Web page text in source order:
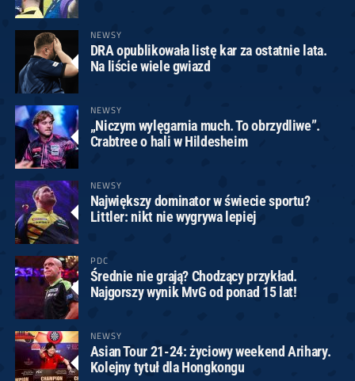
NEWSY
DRA opublikowała listę kar za ostatnie lata.
Na liście wiele gwiazd
NEWSY
„Niczym wylęgarnia much. To obrzydliwe”.
Crabtree o hali w Hildesheim
NEWSY
Największy dominator w świecie sportu?
Littler: nikt nie wygrywa lepiej
PDC
Średnie nie grają? Chodzący przykład.
Najgorszy wynik MvG od ponad 15 lat!
NEWSY
Asian Tour 21-24: życiowy weekend Arihary.
Kolejny tytuł dla Hongkongu